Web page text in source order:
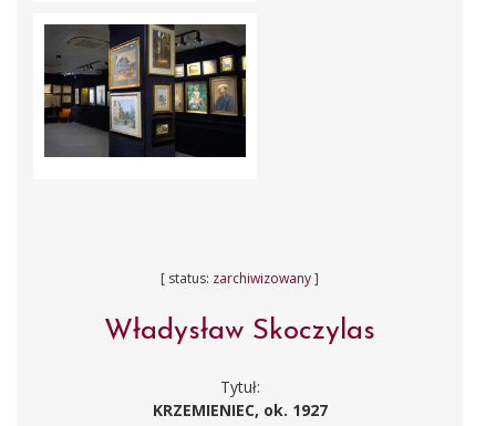
[ status: zarchiwizowany]
Władysław Skoczylas
Tytuł:
KRZEMIENIEC, ok. 1927